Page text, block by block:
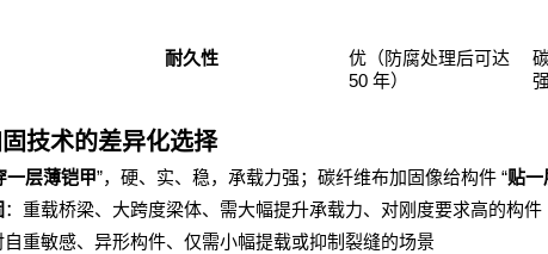
耐久性 优（防腐处理后可达
50 年）
固技术的差异化选择
一层薄铠甲”，硬、实、稳，承载力强；碳纤维布加固像给构件 “贴一
：重载桥梁、大跨度梁体、需大幅提升承载力、对刚度要求高的构件
自重敏感、异形构件、仅需小幅提载或抑制裂缝的场景